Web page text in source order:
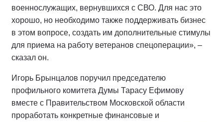
военнослужащих, вернувшихся с СВО. Для нас это
хорошо, но необходимо также поддерживать бизнес
в этом вопросе, создать им дополнительные стимулы
для приема на работу ветеранов спецоперации», –
сказал он.
Игорь Брынцалов поручил председателю
профильного комитета Думы Тарасу Ефимову
вместе с Правительством Московской области
проработать конкретные финансовые и